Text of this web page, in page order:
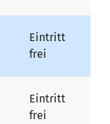
Eintritt
frei
Eintritt
frei